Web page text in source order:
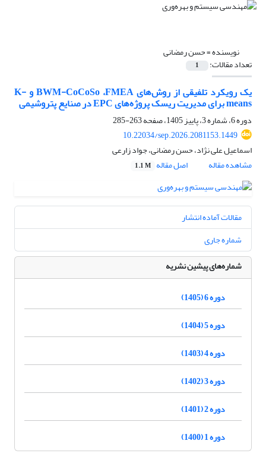
نویسنده =حسن رمضانی
تعداد مقالات: 1
یک رویکرد تلفیقی از روش‌های BWM-CoCoSo ،FMEA و K-
means برای مدیریت ریسک پروژه‌های EPC در صنایع پتروشیمی
دوره 6، شماره 3، پاییز 1405، صفحه
263-285
10.22034/sep.2026.2081153.1449
اسماعیل علی نژاد، حسن رمضانی، جواد زارعی
مشاهده مقاله
اصل مقاله 1.1 M
مقالات آماده انتشار
شماره جاری
شماره‌های پیشین نشریه
دوره 6 (1405)
دوره 5 (1404)
دوره 4 (1403)
دوره 3 (1402)
دوره 2 (1401)
دوره 1 (1400)